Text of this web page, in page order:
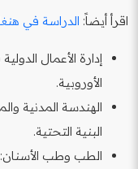
اقرأ أيضاً: الدراسة في
الأوروبية.
الهندسة المدنية
البنية التحتية.
الطب وطب